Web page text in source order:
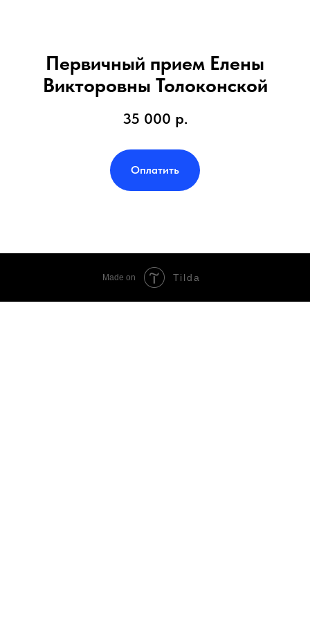
Первичный прием Елены
Викторовны Толоконской
35 000 р.
Оплатить
Made on Tilda